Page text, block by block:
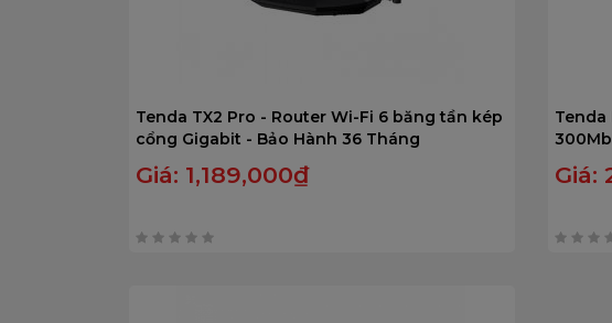
Tenda TX2 Pro - Router Wi-Fi 6 băng tần kép
cổng Gigabit - Bảo Hành 36 Tháng
Giá: 1,189,000₫
Tenda
Giá: